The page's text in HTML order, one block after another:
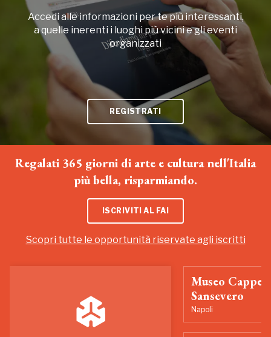
Accedi alle informazioni per te più interessanti,
a quelle inerenti i luoghi più vicini e gli eventi
organizzati
REGISTRATI
Regalati 365 giorni di arte e cultura nell'Italia
più bella, risparmiando.
ISCRIVITI AL FAI
Scopri tutte le opportunità riservate agli iscritti
Museo
Sansevero
Napoli